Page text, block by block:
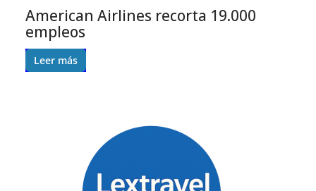
American Airlines recorta 19.000
empleos
Leer más